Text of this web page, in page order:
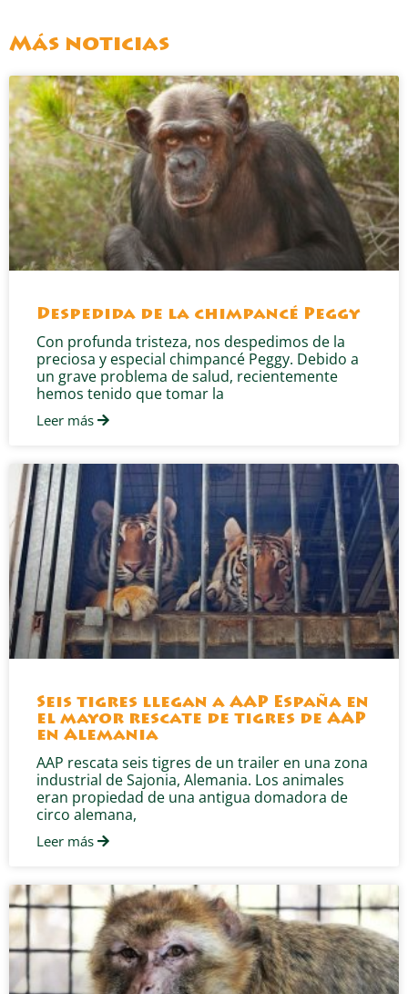
Más noticias
Despedida de la chimpancé Peggy
Con profunda tristeza, nos despedimos de la
preciosa y especial chimpancé Peggy. Debido a
un grave problema de salud, recientemente
hemos tenido que tomar la
Leer más
Seis tigres llegan a AAP España en
el mayor rescate de tigres de AAP
en Alemania
AAP rescata seis tigres de un trailer en una zona
industrial de Sajonia, Alemania. Los animales
eran propiedad de una antigua domadora de
circo alemana,
Leer más